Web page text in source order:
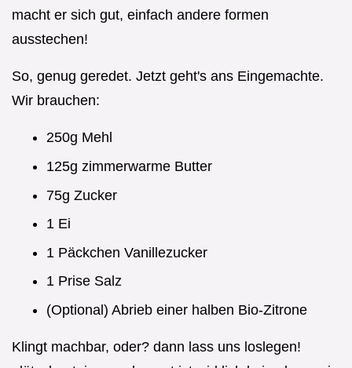
macht er sich gut, einfach andere formen
ausstechen!
So, genug geredet. Jetzt geht's ans Eingemachte.
Wir brauchen:
250g Mehl
125g zimmerwarme Butter
75g Zucker
1 Ei
1 Päckchen Vanillezucker
1 Prise Salz
(Optional) Abrieb einer halben Bio-Zitrone
Klingt machbar, oder? dann lass uns loslegen!